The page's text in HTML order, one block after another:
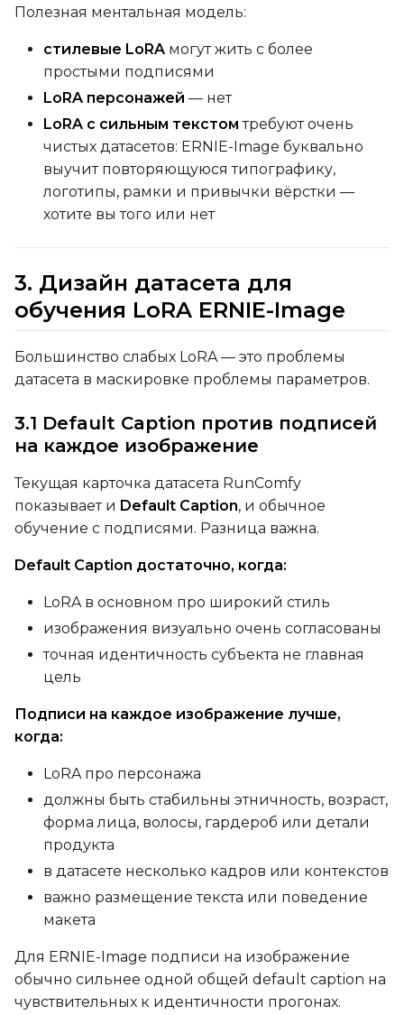
Toggle
Advanced Sampling
Toggle Skip First Sample
Skip First Sample
Prompt
LoRA Scale
Полезная ментальная модель:
стилевые LoRA могут жить с более
простыми подписями
LoRA персонажей — нет
LoRA с сильным текстом требуют очень
чистых датасетов: ERNIE-Image буквально
выучит повторяющуюся типографику,
логотипы, рамки и привычки вёрстки —
хотите вы того или нет
3. Дизайн датасета для
обучения LoRA ERNIE-Image
Большинство слабых LoRA — это проблемы
датасета в маскировке проблемы параметров.
3.1 Default Caption против подписей
на каждое изображение
Текущая карточка датасета RunComfy
показывает и Default Caption, и обычное
обучение с подписями. Разница важна.
Default Caption достаточно, когда:
LoRA в основном про широкий стиль
изображения визуально очень согласованы
точная идентичность субъекта не главная
цель
Подписи на каждое изображение лучше,
когда:
LoRA про персонажа
должны быть стабильны этничность, возраст,
форма лица, волосы, гардероб или детали
продукта
в датасете несколько кадров или контекстов
важно размещение текста или поведение
макета
Для ERNIE-Image подписи на изображение
обычно сильнее одной общей default caption на
чувствительных к идентичности прогонах.